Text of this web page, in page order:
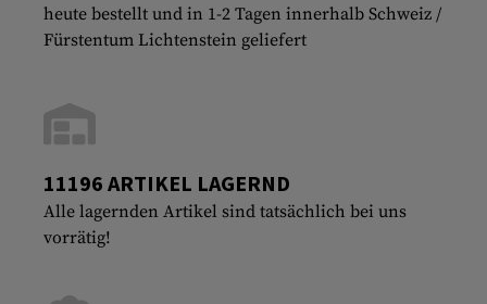
heute bestellt und in 1-2 Tagen innerhalb Schweiz /
Fürstentum Lichtenstein geliefert
11196 ARTIKEL LAGERND
Alle lagernden Artikel sind tatsächlich bei uns
vorrätig!